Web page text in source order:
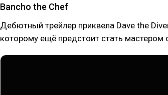
Bancho the Chef
Дебютный трейлер приквела Dave the
которому ещё предстоит стать мастером